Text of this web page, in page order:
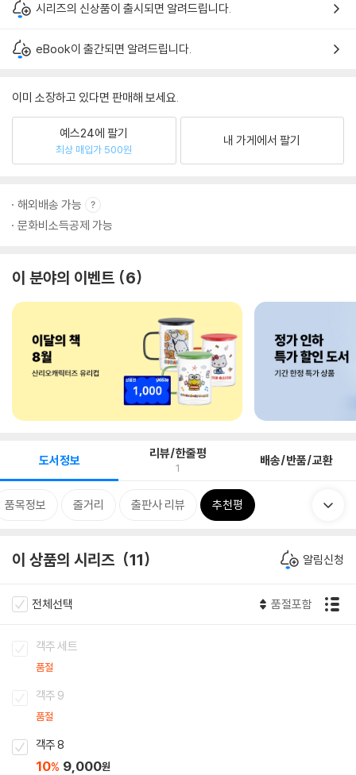
시리즈의 신상품이 출시되면 알려드립니다.
eBook이 출간되면 알려드립니다.
이미 소장하고 있다면 판매해 보세요.
예스24에 팔기
최상 매입가 500원
내 가게에서 팔기
해외배송 가능
문화비소득공제 가능
이 분야의 이벤트 6
도서정보 리뷰/한줄평
1 배송/반품/교환
품목정보 줄거리 출판사 리뷰 추천평
이 상품의 시리즈 11 알림신청
전체선택 품절포함
객주 세트
품절
객주 9
품절
객주 8
10% 9,000원